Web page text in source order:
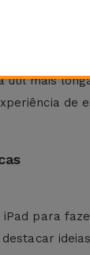
para
útil mais
de
para